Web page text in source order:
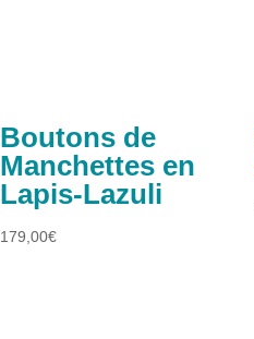
Boutons de
Manchettes en
Lapis-Lazuli
179,00€